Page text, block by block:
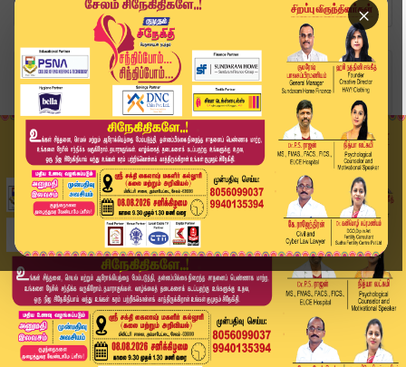
×
Home
வீடியோ ஸ்டோரி
Headlines Now | 9 PM Headlines | 21 APR 2026 | ...